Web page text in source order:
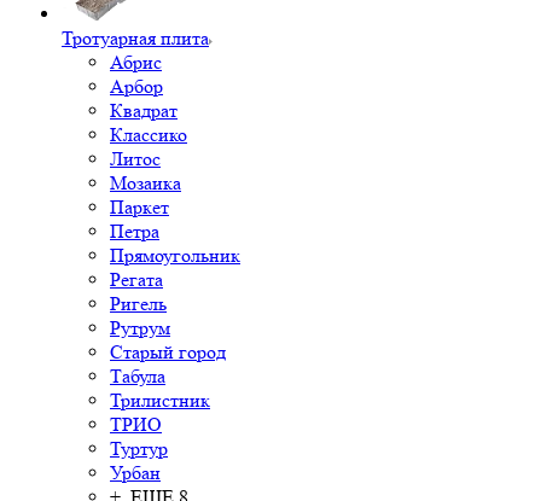
Тротуарная плита
Абрис
Арбор
Квадрат
Классико
Литос
Мозаика
Паркет
Петра
Прямоугольник
Регата
Ригель
Рутрум
Старый город
Табула
Трилистник
ТРИО
Туртур
Урбан